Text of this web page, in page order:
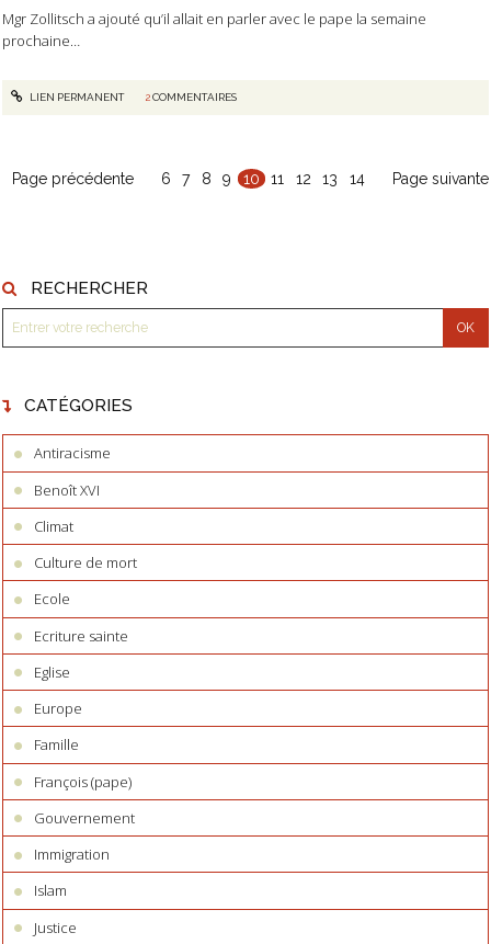
RECHERCHER
CATÉGORIES
Antiracisme
Benoît XVI
Climat
Culture de mort
Ecole
Ecriture sainte
Eglise
Europe
Famille
François (pape)
Gouvernement
Immigration
Islam
Justice
Mgr Zollitsch a ajouté qu’il allait en parler avec le pape la semaine
prochaine…
LIEN PERMANENT 2COMMENTAIRES
Page précédente 6 7 8 9 10 11 12 13 14 Page suivante